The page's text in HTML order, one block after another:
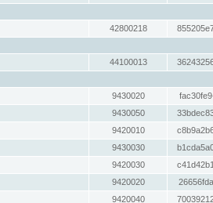
42800218
44100013
9430020
9430050
9420010
9430030
9420030
9420020
9420040